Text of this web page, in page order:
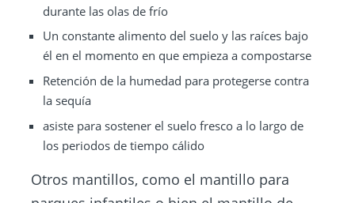
durante las olas de frío
Un constante alimento del suelo y las raíces bajo
él en el momento en que empieza a compostarse
Retención de la humedad para protegerse contra
la sequía
asiste para sostener el suelo fresco a lo largo de
los periodos de tiempo cálido
Otros mantillos, como el mantillo para